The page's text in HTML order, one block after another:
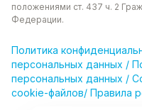
положениями ст. 437 ч. 2
Федерации.
Политика
персональных данных /
персональных данных /
cookie-файлов/ Правила